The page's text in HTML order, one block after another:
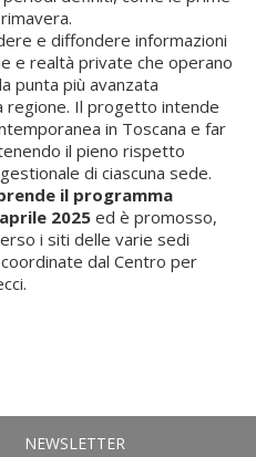
e diffondere informazioni
e realtà private che operano
punta più avanzata
regione. Il progetto intende
in Toscana e far
il pieno rispetto
di ciascuna sede.
il programma
2025ed è promosso,
i siti delle varie sedi
dal Centro per
NEWSLETTER